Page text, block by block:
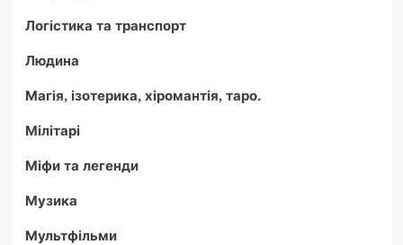
Логістика та транспорт
Людина
Магія, ізотерика, хіромантія, таро.
Мілітарі
Міфи та легенди
Музика
Мультфільми